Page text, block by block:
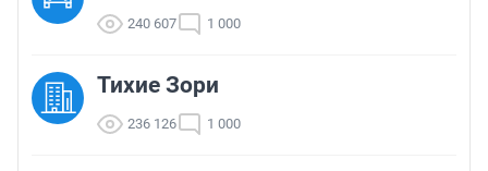
240 607 1 000
Тихие Зори
236 126 1 000